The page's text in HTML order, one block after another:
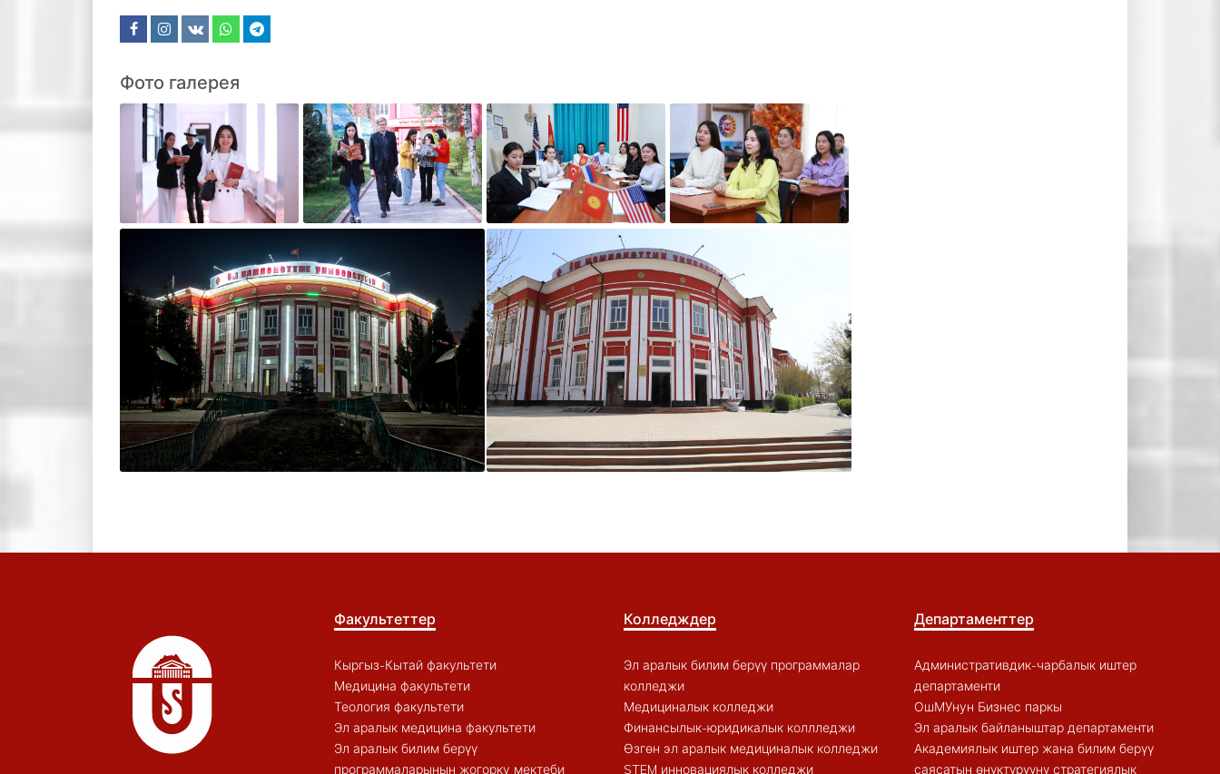
Фото галерея
Факультеттер
Кыргыз-Кытай факультети
Медицина факультети
Теология факультети
Эл аралык медицина факультети
Эл аралык билим берүү
программаларынын жогорку мектеби
Колледждер
Эл аралык билим берүү программалар
колледжи
Медициналык колледжи
Финансылык-юридикалык коллледжи
Өзгөн эл аралык медициналык колледжи
STEM инновациялык колледжи
Департаменттер
Административдик-чарбалык иштер
департаменти
ОшМУнун Бизнес паркы
Эл аралык байланыштар департаменти
Академиялык иштер жана билим берүү
саясатын өнүктүрүүнү стратегиялык